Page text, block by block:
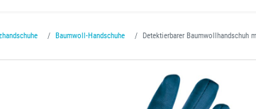
Baumwoll-Handschuhe Detektierbarer Baumwollhandschuh